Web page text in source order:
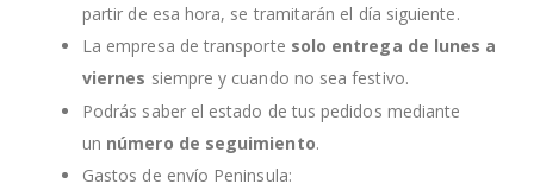
partir de esa hora, se tramitarán el día siguiente.
La empresa de transporte solo entrega de lunes a
viernes siempre y cuando no sea festivo.
Podrás saber el estado de tus pedidos mediante
un número de seguimiento.
Gastos de envío Peninsula: